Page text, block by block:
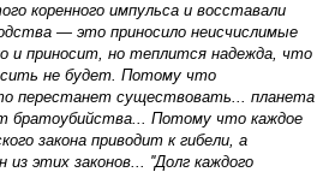
коренного импульса и восставали
— это приносило неисчислимые
и приносит, но теплится надежда, что
не будет. Потому что
перестанет существовать... планета
братоубийства... Потому что каждое
закона приводит к гибели, а
этих законов... ''Долг каждого